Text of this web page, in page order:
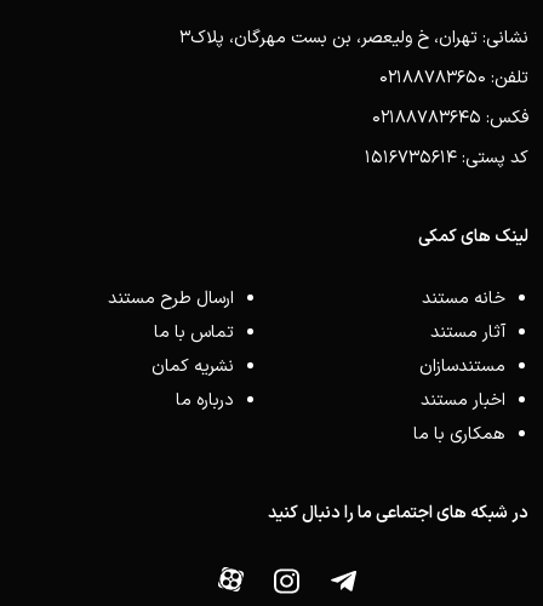
نشانی: تهران، خ ولیعصر، بن بست مهرگان، پلاک3
تلفن: 02188783650
فکس: 02188783645
کد پستی: 1516735614
لینک های کمکی
خانه مستند
آثار مستند
مستندسازان
اخبار مستند
همکاری با ما
ارسال طرح مستند
تماس با ما
نشریه کمان
درباره ما
در شبکه های اجتماعی ما را دنبال کنید